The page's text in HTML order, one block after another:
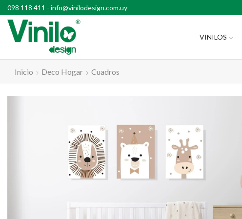
098 118 411 - info@vinilodesign.com.uy
con compras superiores a $2500
VINILOS
Inicio Deco Hogar Cuadros